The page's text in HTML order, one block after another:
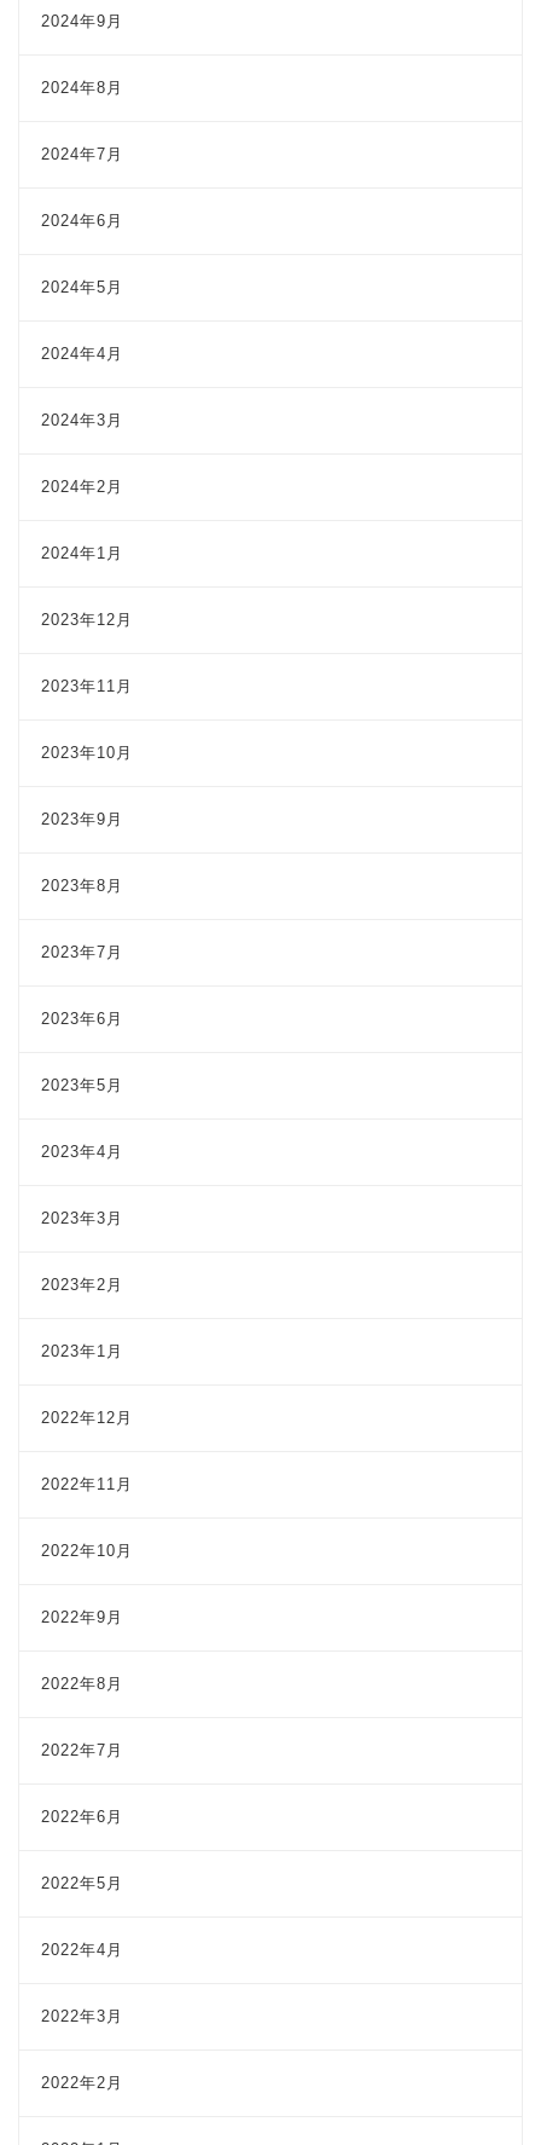
2024年9月
2024年8月
2024年7月
2024年6月
2024年5月
2024年4月
2024年3月
2024年2月
2024年1月
2023年12月
2023年11月
2023年10月
2023年9月
2023年8月
2023年7月
2023年6月
2023年5月
2023年4月
2023年3月
2023年2月
2023年1月
2022年12月
2022年11月
2022年10月
2022年9月
2022年8月
2022年7月
2022年6月
2022年5月
2022年4月
2022年3月
2022年2月